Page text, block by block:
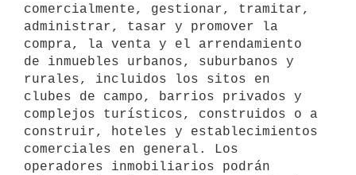
comercialmente, gestionar, tramitar,
administrar, tasar y promover la
compra, la venta y el arrendamiento
de inmuebles urbanos, suburbanos y
rurales, incluidos los sitos en
clubes de campo, barrios privados y
complejos turísticos, construidos o a
construir, hoteles y establecimientos
comerciales en general. Los
operadores inmobiliarios podrán